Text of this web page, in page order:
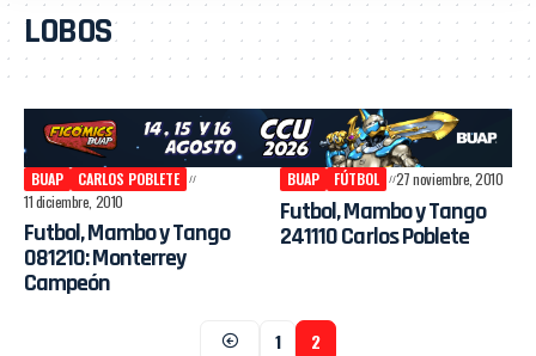
LOBOS
BUAP
CARLOS POBLETE
11 diciembre, 2010
Futbol, Mambo y Tango
081210: Monterrey
Campeón
BUAP FÚTBOL 27 noviembre, 2010
Futbol, Mambo y Tango
241110 Carlos Poblete
1 2